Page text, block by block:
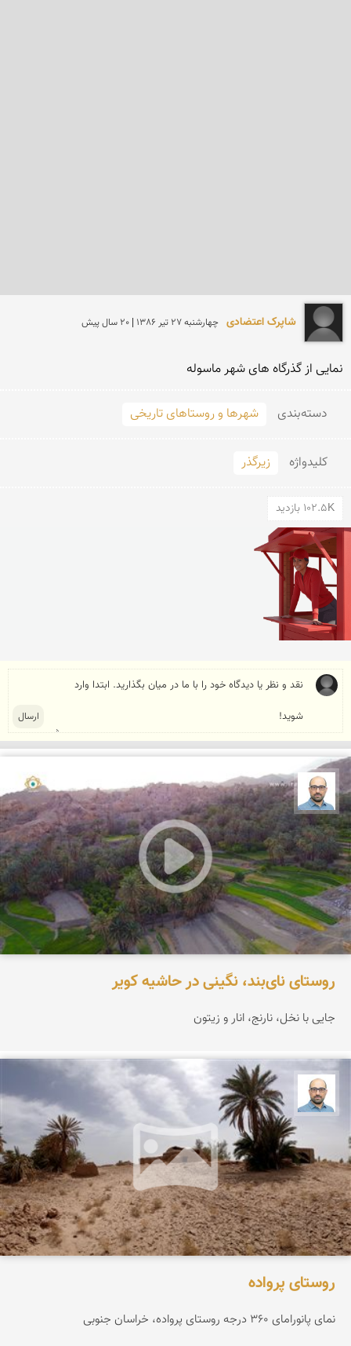
شاپرک اعتضادی چهارشنبه 27 تير 1386 | 20 سال پیش
نمایی از گذرگاه های شهر ماسوله
دسته‌بندی شهرها و روستاهای تاریخی
کلید‌واژه زیرگذر
102.5K بازدید
بابک ارجمندی
روستای نای‌بند، نگینی در حاشیه کویر
جایی با نخل، نارنج، انار و زیتون
بابک ارجمندی
روستای پرواده
نمای پانورامای ۳۶۰ درجه روستای پرواده، خراسان جنوبی